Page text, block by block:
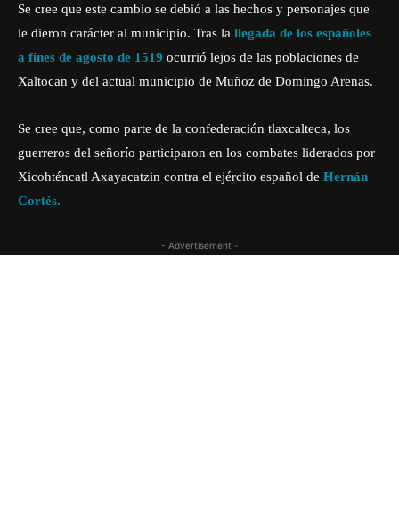
Se cree que este cambio se debió a las hechos y personajes que
le dieron carácter al municipio. Tras la llegada de los españoles
a fines de agosto de 1519 ocurrió lejos de las poblaciones de
Xaltocan y del actual municipio de Muñoz de Domingo Arenas.
Se cree que, como parte de la confederación tlaxcalteca, los
guerreros del señorío participaron en los combates liderados por
Xicohténcatl Axayacatzin contra el ejército español de Hernán
Cortés.
- Advertisement -